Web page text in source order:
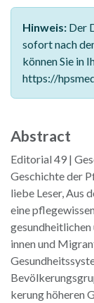
Hinweis: Der
sofort nach
können Sie in
https://
Abstract
Editorial 49 |
Geschichte der
liebe Leser, Aus
eine
innen und
kerung höheren